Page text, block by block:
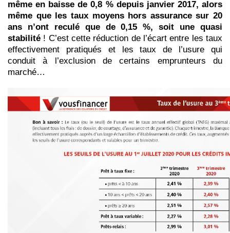
même en baisse de 0,8 % depuis janvier 2017, alors
même que les taux moyens hors assurance sur 20
ans n’ont reculé que de 0,15 %, soit une quasi
stabilité ! C’est cette réduction de l’écart entre les taux
effectivement pratiqués et les taux de l’usure qui
conduit à l’exclusion de certains emprunteurs du
marché…